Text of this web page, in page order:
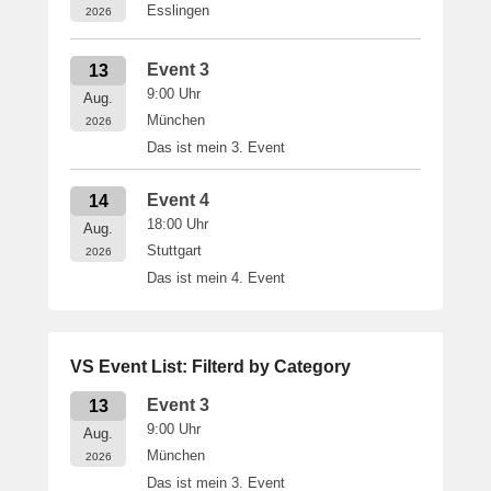
2026 Esslingen
13
Aug.
2026
Event 3
9:00 Uhr
München
Das ist mein 3. Event
14
Aug.
2026
Event 4
18:00 Uhr
Stuttgart
Das ist mein 4. Event
VS Event List: Filterd by Category
13
Aug.
2026
Event 3
9:00 Uhr
München
Das ist mein 3. Event